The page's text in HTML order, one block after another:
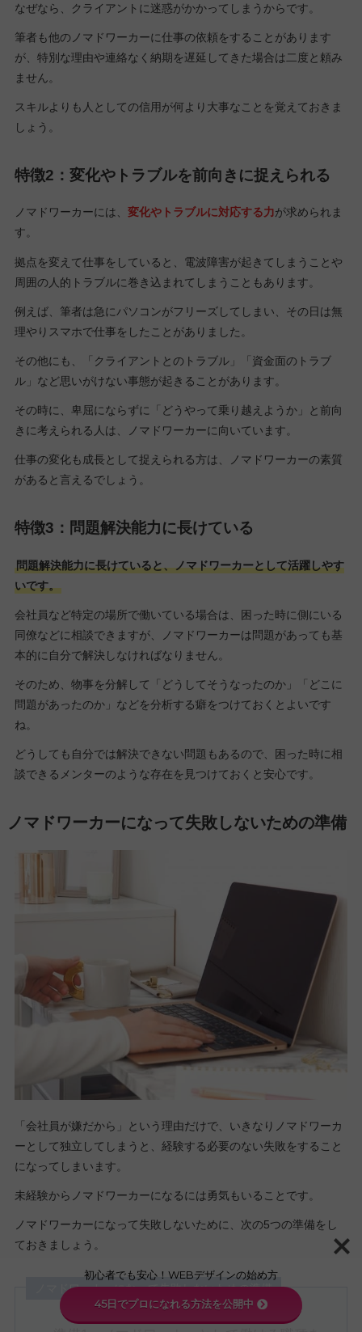
なぜなら、クライアントに迷惑がかかってしまうからです。
筆者も他のノマドワーカーに仕事の依頼をすることがあります
が、特別な理由や連絡なく納期を遅延してきた場合は二度と頼み
ません。
スキルよりも人としての信用が何より大事なことを覚えておきま
しょう。
特徴2：変化やトラブルを前向きに捉えられる
ノマドワーカーには、 変化やトラブルに対応する力が求められま
す。
拠点を変えて仕事をしていると、電波障害が起きてしまうことや
周囲の人的トラブルに巻き込まれてしまうこともあります。
例えば、筆者は急にパソコンがフリーズしてしまい、その日は無
理やりスマホで仕事をしたことがありました。
その他にも、「クライアントとのトラブル」「資金面のトラブ
ル」など思いがけない事態が起きることがあります。
その時に、卑屈にならずに「どうやって乗り越えようか」と前向
きに考えられる人は、ノマドワーカーに向いています。
仕事の変化も成長として捉えられる方は、ノマドワーカーの素質
があると言えるでしょう。
特徴3：問題解決能力に長けている
問題解決能力に長けていると、ノマドワーカーとして活躍しやす
いです。
会社員など特定の場所で働いている場合は、困った時に側にいる
同僚などに相談できますが、ノマドワーカーは問題があっても基
本的に自分で解決しなければなりません。
そのため、物事を分解して「どうしてそうなったのか」「どこに
問題があったのか」などを分析する癖をつけておくとよいです
ね。
どうしても自分では解決できない問題もあるので、困った時に相
談できるメンターのような存在を見つけておくと安心です。
ノマドワーカーになって失敗しないための準備
「会社員が嫌だから」という理由だけで、いきなりノマドワーカ
ーとして独立してしまうと、経験する必要のない失敗をすること
になってしまいます。
未経験からノマドワーカーになるには勇気もいることです。
ノマドワーカーになって失敗しないために、次の5つの準備をし
ておきましょう。
ノマドワーカーになって失敗しないための準備
初心者でも安心！WEBデザインの始め方
45日でプロになれる方法を公開中